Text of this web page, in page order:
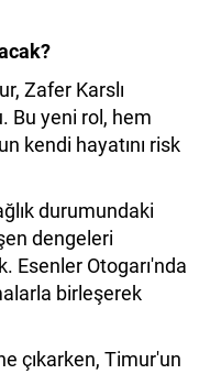
Zafer Karslı
Bu yeni rol, hem
kendi hayatını risk
durumundaki
dengeleri
Esenler Otogarı'nda
birleşerek
çıkarken, Timur'un